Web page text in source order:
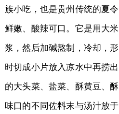
族小吃，也是贵州传统的夏
鲜嫩、酸辣可口。它是用大
浆，然后加碱熬制，冷却，
时切成小片放入凉水中再捞
的大头菜、盐菜、酥黄豆、
味口的不同佐料末与汤汁放于